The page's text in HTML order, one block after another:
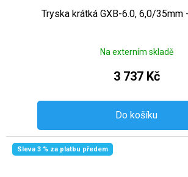
Tryska krátká GXB-6.0, 6,0/35mm
Na externím skladě
3 737 Kč
Do košíku
Sleva 3 % za platbu předem